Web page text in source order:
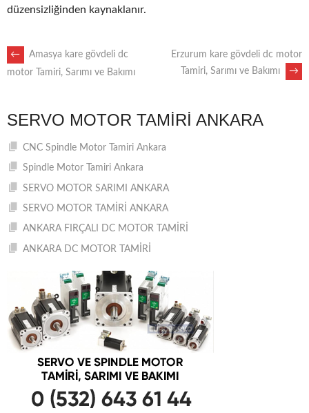
düzensizliğinden kaynaklanır.
POST
←
Amasya kare gövdeli dc
motor Tamiri, Sarımı ve Bakımı
Erzurum kare gövdeli dc motor
Tamiri, Sarımı ve Bakımı
→
SERVO MOTOR TAMIRI ANKARA
CNC Spindle Motor Tamiri Ankara
Spindle Motor Tamiri Ankara
SERVO MOTOR SARIMI ANKARA
SERVO MOTOR TAMİRİ ANKARA
ANKARA FIRÇALI DC MOTOR TAMİRİ
ANKARA DC MOTOR TAMİRİ